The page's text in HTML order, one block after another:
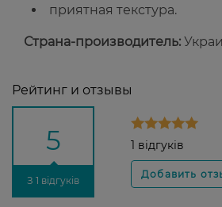
приятная текстура.
Страна-производитель:
Рейтинг и отзывы
5
З 1 відгуків
1 відгуків